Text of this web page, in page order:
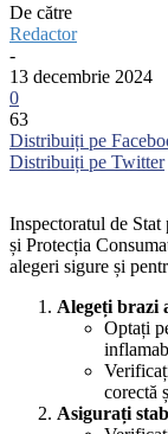
De către
Redactor
-
13 decembrie 2024
0
63
Distribuiți pe
Distribuiți pe Twitter
Inspectoratul de Stat
și Protecția
alegeri sigure și
Alegeți brazi
Optați
corectă
Asigurați